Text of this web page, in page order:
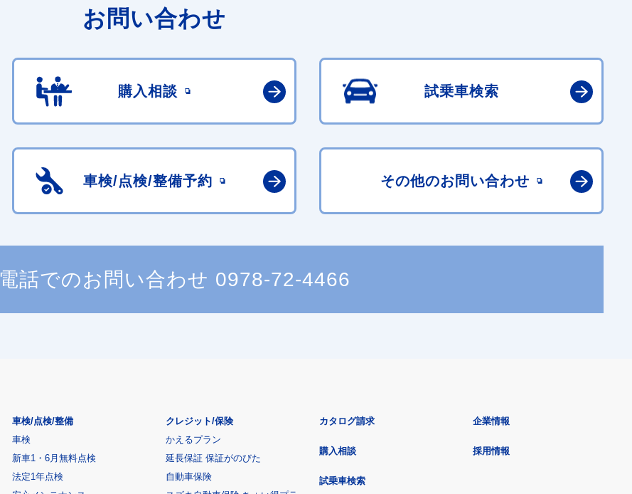
お問い合わせ
購入相談 試乗車検索
車検/点検/整備予約 その他のお問い合わせ
電話でのお問い合わせ 0978-72-4466
車検/点検/整備
車検
新車1・6月無料点検
法定1年点検
クレジット/保険
かえるプラン
延長保証 保証がのびた
自動車保険
カタログ請求
購入相談
試乗車検索
企業情報
採用情報